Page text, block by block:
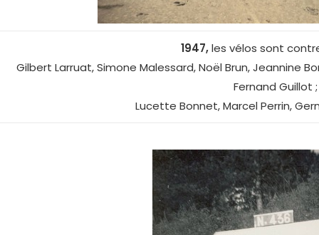
1947,les vélos sont
Gilbert Larruat, Simone Malessard, Noël Brun, Jeannine
Fernand Guillot ;
Lucette Bonnet, Marcel Perrin,